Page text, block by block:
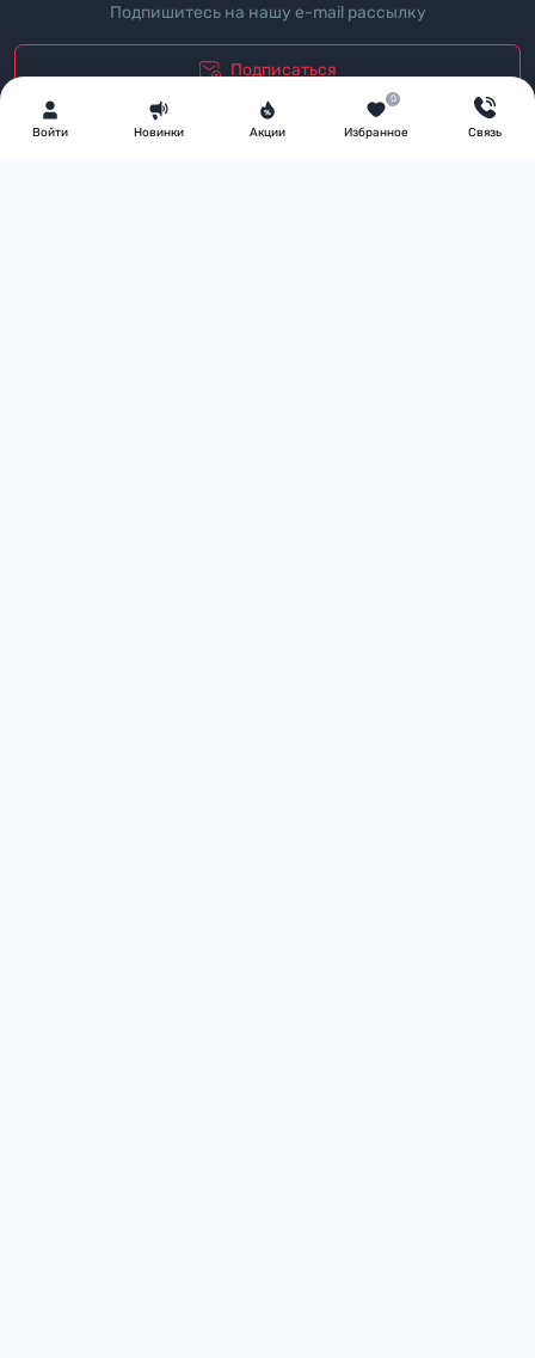
Войти Новинки Акции Избранное
0
Связь
Подпишитесь на нашу e-mail рассылку
Подписаться
"Политика безопасности"